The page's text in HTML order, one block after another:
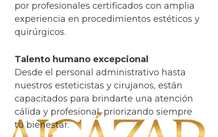
por profesionales certificados con amplia
experiencia en procedimientos estéticos y
quirúrgicos.
Talento humano excepcional
Desde el personal administrativo hasta
nuestros esteticistas y cirujanos, están
capacitados para brindarte una atención
cálida y profesional, priorizando siempre
tu bienestar.